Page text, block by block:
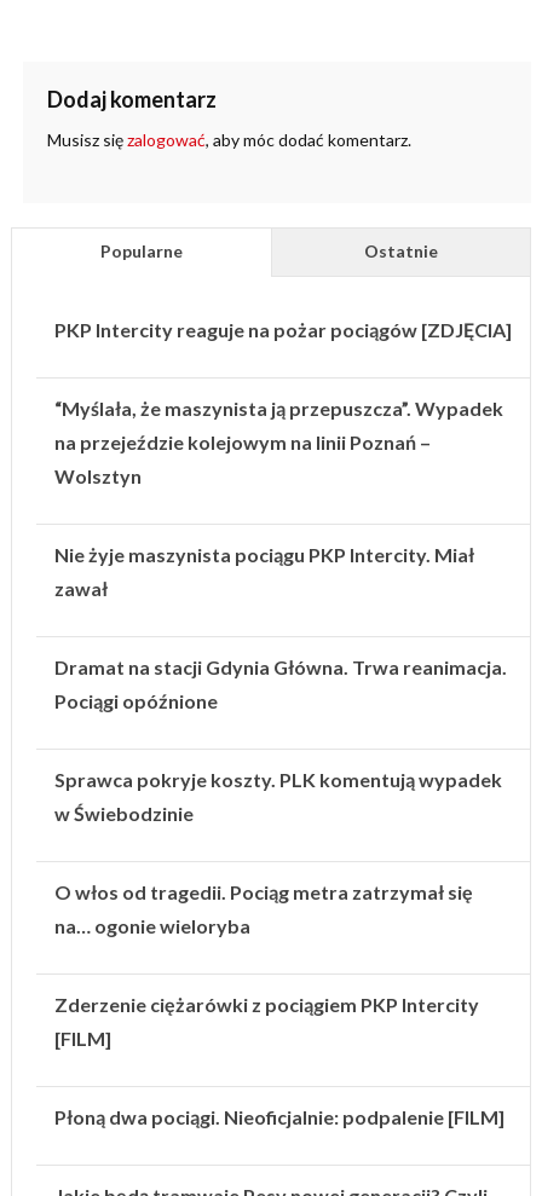
Dodaj komentarz
Musisz sięzalogować, aby móc dodać komentarz.
Popularne Ostatnie
PKP Intercity reaguje na pożar pociągów [ZDJĘCIA]
“Myślała, że maszynista ją przepuszcza”. Wypadek
na przejeździe kolejowym na linii Poznań –
Wolsztyn
Nie żyje maszynista pociągu PKP Intercity. Miał
zawał
Dramat na stacji Gdynia Główna. Trwa reanimacja.
Pociągi opóźnione
Sprawca pokryje koszty. PLK komentują wypadek
w Świebodzinie
O włos od tragedii. Pociąg metra zatrzymał się
na… ogonie wieloryba
Zderzenie ciężarówki z pociągiem PKP Intercity
[FILM]
Płoną dwa pociągi. Nieoficjalnie: podpalenie [FILM]